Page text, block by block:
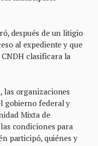
después de un litigio
al expediente y que
clasificara la
las organizaciones
gobierno federal y
Mixta de
condiciones para
participó, quiénes y